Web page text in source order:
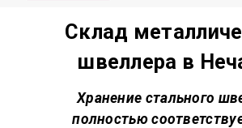
Склад
швеллера в
Хранение стального
полностью